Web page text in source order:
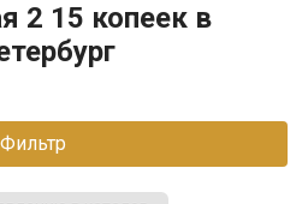
2 15 копеек в
Фильтр